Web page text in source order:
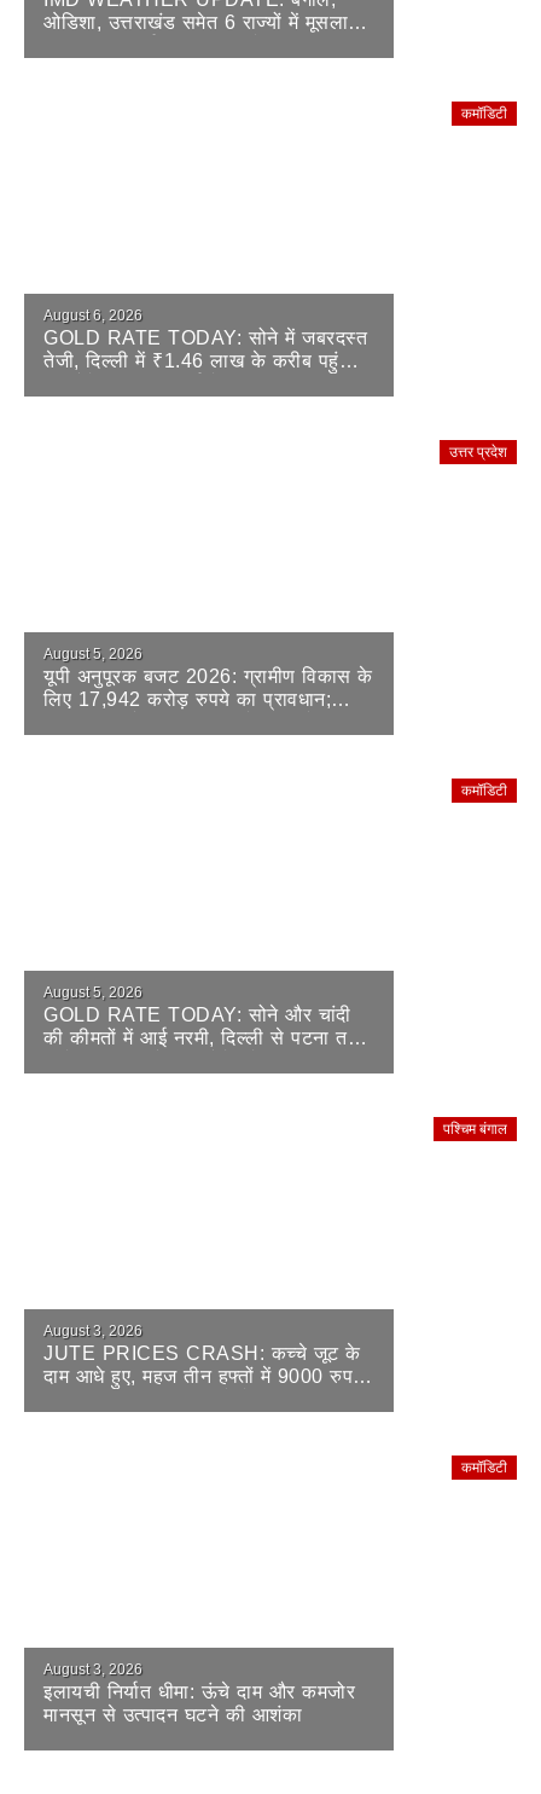
ओडिशा, उत्तराखंड समेत 6 राज्यों में मूसलाधार
कमॉडिटी
August 6, 2026
GOLD RATE TODAY: सोने में जबरदस्त
तेजी, दिल्ली में ₹1.46 लाख के करीब पहुंचा
उत्तर प्रदेश
August 5, 2026
यूपी अनुपूरक बजट 2026: ग्रामीण विकास के
लिए 17,942 करोड़ रुपये का प्रावधान;
कमॉडिटी
August 5, 2026
GOLD RATE TODAY: सोने और चांदी
की कीमतों में आई नरमी, दिल्ली से पटना तक
पश्चिम बंगाल
August 3, 2026
JUTE PRICES CRASH: कच्चे जूट के
दाम आधे हुए, महज तीन हफ्तों में 9000 रुपये
कमॉडिटी
August 3, 2026
इलायची निर्यात धीमा: ऊंचे दाम और कमजोर
मानसून से उत्पादन घटने की आशंका